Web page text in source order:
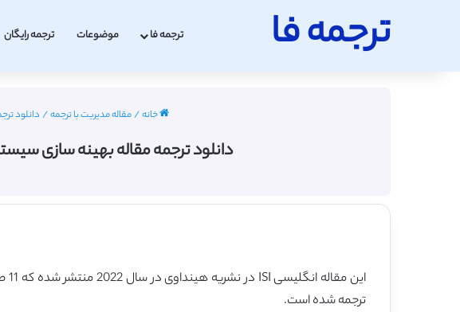
ترجمه فا ترجمه فا موضوعات ترجمه رایگان
خانه/مقاله مدیریت با ترجمه/ دانلود
دانلود ترجمه مقاله بهینه سازی
ترجمه شده است.